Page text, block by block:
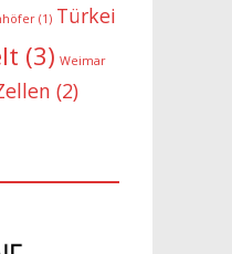
(1) Türkei
(3) Weimar
(2)